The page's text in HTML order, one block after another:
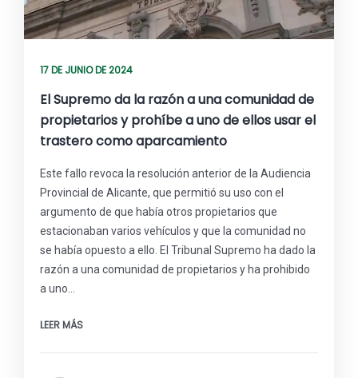
17 DE JUNIO DE 2024
El Supremo da la razón a una comunidad de
propietarios y prohíbe a uno de ellos usar el
trastero como aparcamiento
Este fallo revoca la resolución anterior de la Audiencia
Provincial de Alicante, que permitió su uso con el
argumento de que había otros propietarios que
estacionaban varios vehículos y que la comunidad no
se había opuesto a ello. El Tribunal Supremo ha dado la
razón a una comunidad de propietarios y ha prohibido
a uno…
LEER MÁS